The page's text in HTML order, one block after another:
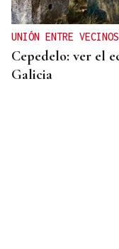
UNIÓN ENTRE VECINOS
Cepedelo: ver el
Galicia